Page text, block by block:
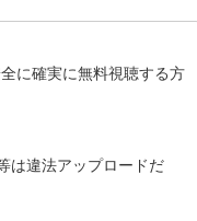
に確実に無料視聴する方
は違法アップロードだ